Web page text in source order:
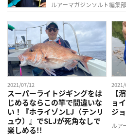
ルアーマガジンソルト編集部
2021/07/12
スーパーライトジギングをは
じめるならこの竿で間違いな
い！『ホライゾンLJ（テンリ
ュウ）』でSLJが死角なしで
楽しめる!!
2021/
【
ョ
ジ
ルア